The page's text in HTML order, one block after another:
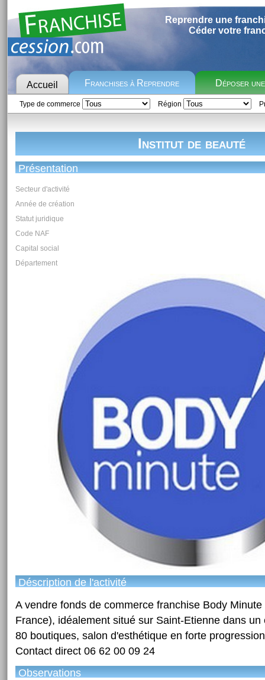
Reprendre une
Céder votre
Accueil Franchises à Reprendre Déposer
Type de commerce Région
Institut de beauté
Présentation
Secteur d'activité
Année de création
Statut juridique
Code NAF
Capital social
Département
Déscription de l'activité
A vendre fonds de commerce franchise Body
France), idéalement situé sur Saint-Etienne dans
80 boutiques, salon d'esthétique en forte
Contact direct 06 62 00 09 24
Observations